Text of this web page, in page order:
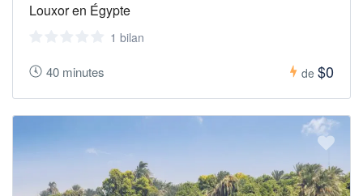
Louxor en Égypte
1 bilan
40 minutes de $0